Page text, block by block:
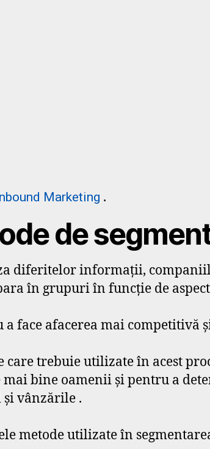
Marketing .
de
diferitelor informații,
în grupuri în funcție de
a face afacerea mai competitivă
trebuie utilizate în acest
mai bine oamenii și pentru a
vânzările .
metode utilizate în